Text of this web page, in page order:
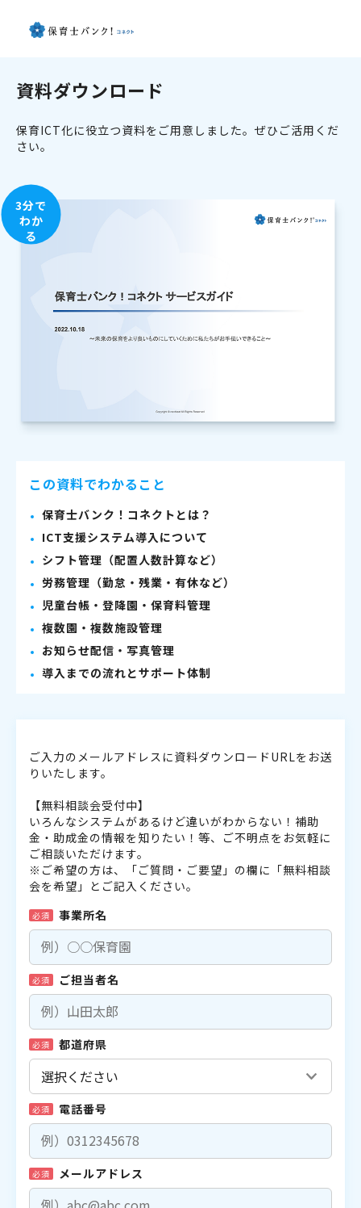
資料ダウンロード
保育ICT化に役立つ資料をご用意しました。ぜひご活用くだ
さい。
3分で
わか
る
この資料でわかること
保育士バンク！コネクトとは？
ICT支援システム導入について
シフト管理（配置人数計算など）
労務管理（勤怠・残業・有休など）
児童台帳・登降園・保育料管理
複数園・複数施設管理
お知らせ配信・写真管理
導入までの流れとサポート体制
ご入力のメールアドレスに資料ダウンロードURLをお送
りいたします。
【無料相談会受付中】
いろんなシステムがあるけど違いがわからない！補助
金・助成金の情報を知りたい！等、ご不明点をお気軽に
ご相談いただけます。
※ご希望の方は、「ご質問・ご要望」の欄に「無料相談
会を希望」とご記入ください。
必須 事業所名
必須 ご担当者名
必須 都道府県
必須 電話番号
必須 メールアドレス